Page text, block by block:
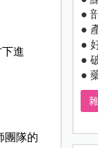
進
團隊的
●
●
●
●
●